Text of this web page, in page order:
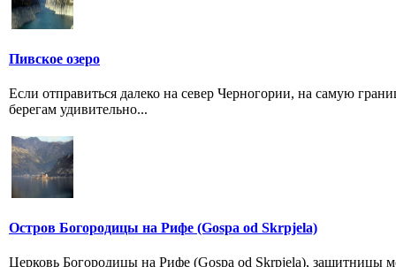
Пивское озеро
Если отправиться далеко на север Черногории, на самую
берегам удивительно...
Остров Богородицы на Рифе (Gospa od Skrpjela)
Церковь Богородицы на Рифе (Gospa od Skrpjela), защитницы